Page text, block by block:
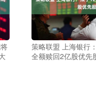
策略联盟 上海银行
全额赎回2亿股优先